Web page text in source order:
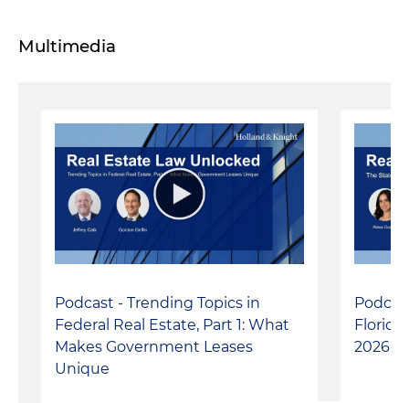
Multimedia
Podcast - Trending Topics in
Federal Real Estate, Part 1: What
Makes Government Leases
Unique
2026